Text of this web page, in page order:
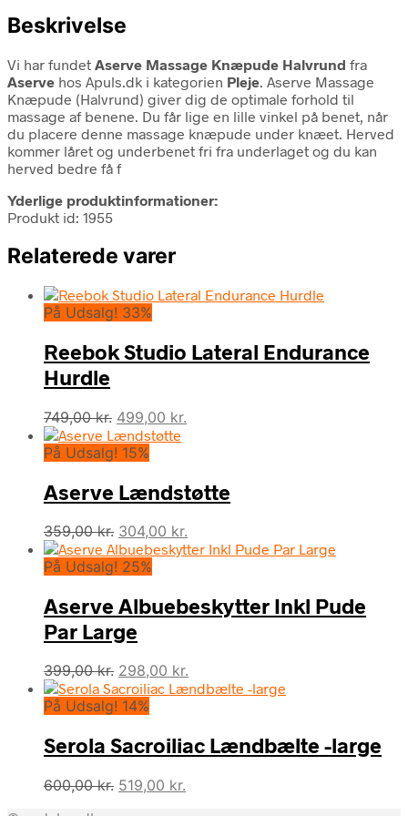
Beskrivelse
Vi har fundet Aserve Massage Knæpude Halvrund fra
Aserve hos Apuls.dk i kategorien Pleje. Aserve Massage
Knæpude (Halvrund) giver dig de optimale forhold til
massage af benene. Du får lige en lille vinkel på benet, når
du placere denne massage knæpude under knæet. Herved
kommer låret og underbenet fri fra underlaget og du kan
herved bedre få f
Yderlige produktinformationer:
Produkt id: 1955
Relaterede varer
På Udsalg! 33%
Reebok Studio Lateral Endurance
Hurdle
749,00kr. Den
oprindelige
pris
749,00 kr..
499,00 kr.
499,00 kr..
På Udsalg! 15%
Aserve Lændstøtte
359,00kr. Den
oprindelige
pris
359,00 kr..
304,00 kr.
aktuelle
304,00 kr..
På Udsalg! 25%
Aserve Albuebeskytter Inkl Pude
Par Large
399,00kr. Den
oprindelige
pris
399,00 kr..
298,00 kr.
aktuelle
298,00 kr..
På Udsalg! 14%
Serola Sacroiliac Lændbælte -large
600,00kr. Den
519,00 kr.